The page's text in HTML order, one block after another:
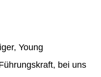
Young
bei uns